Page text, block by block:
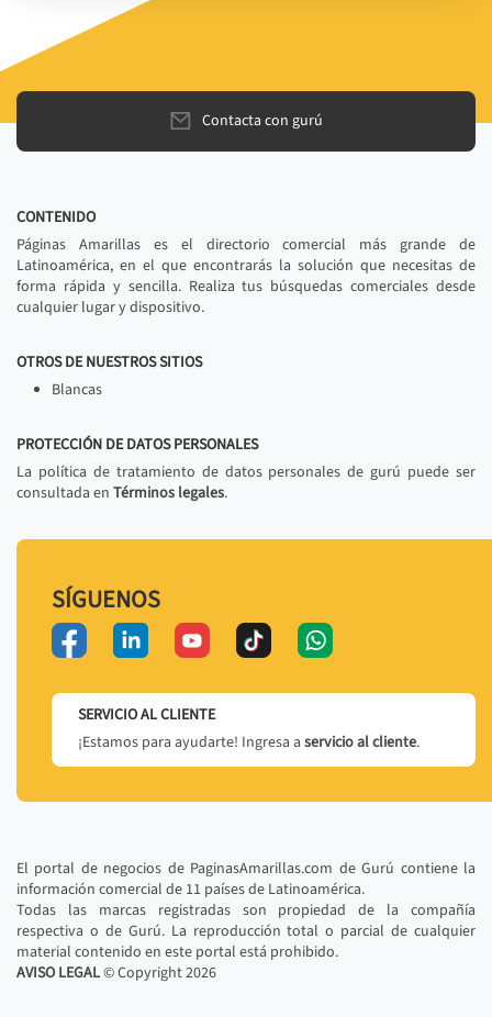
Contacta con gurú
CONTENIDO
Páginas Amarillas es el directorio comercial más grande de
Latinoamérica, en el que encontrarás la solución que necesitas de
forma rápida y sencilla. Realiza tus búsquedas comerciales desde
cualquier lugar y dispositivo.
OTROS DE NUESTROS SITIOS
Blancas
PROTECCIÓN DE DATOS PERSONALES
La política de tratamiento de datos personales de gurú puede ser
consultada en Términos legales.
SÍGUENOS
SERVICIO AL CLIENTE
¡Estamos para ayudarte! Ingresa a servicio al cliente.
El portal de negocios de PaginasAmarillas.com de Gurú contiene la
información comercial de 11 países de Latinoamérica.
Todas las marcas registradas son propiedad de la compañía
respectiva o de Gurú. La reproducción total o parcial de cualquier
material contenido en este portal está prohibido.
AVISO LEGAL© Copyright2026